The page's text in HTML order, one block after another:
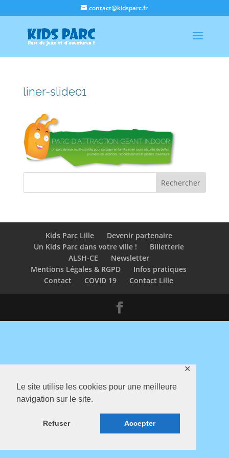
Le site utilise les cookies pour une meilleure
navigation sur le site.
Refuser Accepter
✕
contact@kidsparc.fr
liner-slide01
Kids Parc Lille
Devenir partenaire
Un Kids Parc dans votre ville !
Billetterie
ALSH-CE
Newsletter
Mentions Légales & RGPD
Infos pratiques
Contact
COVID 19 Contact Lille